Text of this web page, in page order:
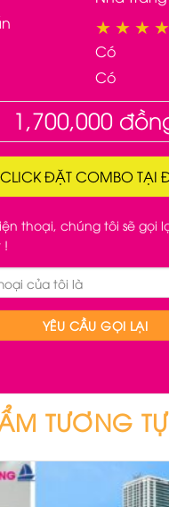
★ ★ ★ ★
Có
Có
1,700,000
CLICK ĐẶT COMBO TẠI
thoại, chúng tôi sẽ gọi
!
TƯƠNG TỰ